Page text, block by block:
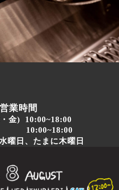
業時間
金) 10:00~18:00
日、たまに木曜日